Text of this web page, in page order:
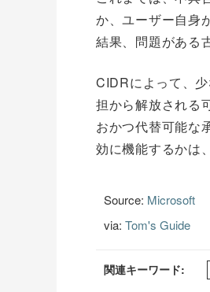
か、ユーザー自身
結果、問題がある
CIDRによって、
担から解放される
おかつ代替可能な
効に機能するかは
Source: Microsoft
via: Tom's Guide
関連キーワード: